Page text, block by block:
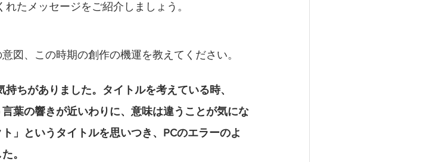
の2024 たからものforおくりもの2025
たメッセージをご紹介しましょう。
図、この時期の創作の機運を教えてください。
ちがありました。タイトルを考えている時、
葉の響きが近いわりに、意味は違うことが気にな
」というタイトルを思いつき、PCのエラーのよ
。